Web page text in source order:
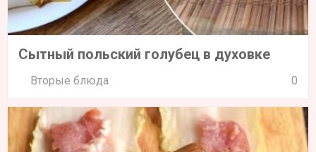
Сытный польский голубец в духовке
Вторые блюда 0